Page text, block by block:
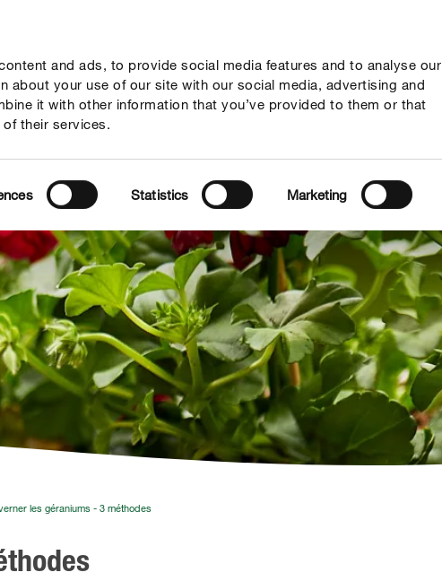
and ads, to provide social media features and to analyse our
about your use of our site with our social media, advertising and
it with other information that you’ve provided to them or that
their services.
Statistics Marketing
Thèmes Service Qui sommes-nous?
les géraniums - 3 méthodes